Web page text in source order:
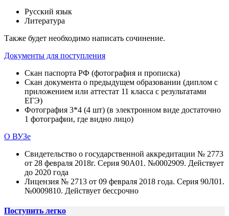
Русский язык
Литература
Также будет необходимо написать сочинение.
Документы для поступления
Скан паспорта РФ (фотография и прописка)
Скан документа о предыдущем образовании (диплом с
приложением или аттестат 11 класса с результатами
ЕГЭ)
Фотография 3*4 (4 шт) (в электронном виде достаточно
1 фотографии, где видно лицо)
О ВУЗе
Свидетельство о государственной аккредитации № 2773
от 28 февраля 2018г. Серия 90А01. №0002909. Действует
до 2020 года
Лицензия № 2713 от 09 февраля 2018 года. Серия 90Л01.
№0009810. Действует бессрочно
Поступить легко